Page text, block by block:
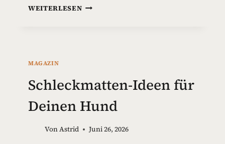
WEITERLESENG
F
E
I
H
MAGAZIN
Schleckmatten-Ideen für
Deinen Hund
VonAstrid Juni 26, 2026